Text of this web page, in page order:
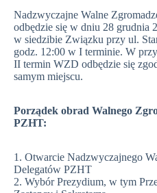
Nadzwyczajne Walne
odbędzie się w dniu 28 grudnia
w siedzibie Związku przy ul.
godz. 12:00 w I terminie. W
II termin WZD odbędzie się
samym miejscu.
Porządek obrad Walnego
PZHT:
1. Otwarcie Nadzwyczajnego
Delegatów PZHT
2. Wybór Prezydium, w tym